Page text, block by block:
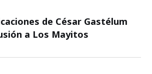
de César Gastélum
a Los Mayitos